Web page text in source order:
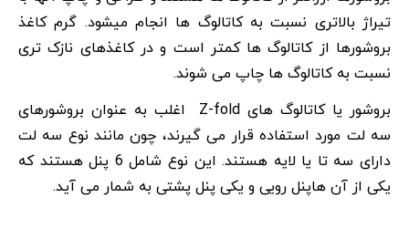
تیراژ بالاتری نسبت به کاتالوگ ها انجام میشود. گرم کاغذ
بروشورها از کاتالوگ ها کمتر است و در کاغذهای نازک تری
نسبت به کاتالوگ ها چاپ می شوند.
بروشور یا کاتالوگ های Z-fold اغلب به عنوان بروشورهای
سه لت مورد استفاده قرار می گیرند، چون مانند نوع سه لت
دارای سه تا یا لایه هستند. این نوع شامل 6 پنل هستند که
یکی از آن هاپنل رویی و یکی پنل پشتی به شمار می آید.